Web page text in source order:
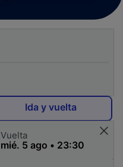
Ida y vuelta
Vuelta